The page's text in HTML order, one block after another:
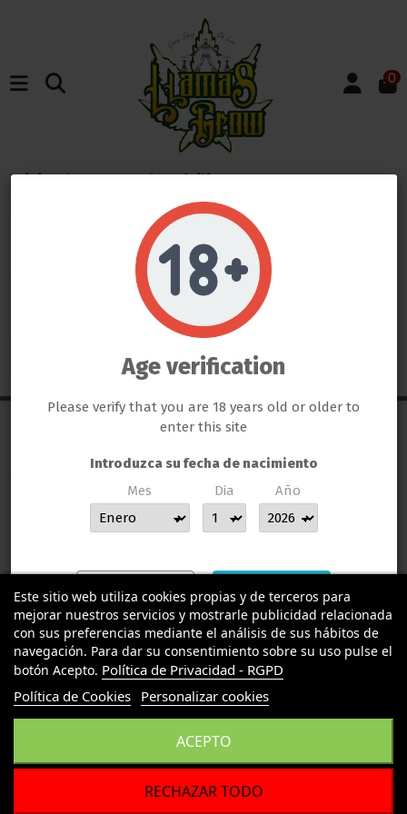
0
Inicio Marcas Cultilite
Listado de productos
por marca Cultilite
There are no products.
TU LLAMAS GROW
INFORMACION LEGAL
Contact us
Age verification
Please verify that you are 18 years old or older to
enter this site
Introduzca su fecha de nacimiento
Mes
Dia Año
Salir Entrar
Este sitio web utiliza cookies propias y de terceros para
mejorar nuestros servicios y mostrarle publicidad relacionada
con sus preferencias mediante el análisis de sus hábitos de
navegación. Para dar su consentimiento sobre su uso pulse el
botón Acepto. Política de Privacidad - RGPD
Política de Cookies Personalizar cookies
RECHAZAR TODO
ACEPTO
LLAMAS GROW NO VENDE ABSOLUTAMENTE NINGÚN PRODUCTO QUE ESTE FUERA DE LA LEY
TODOS LOS PRODUCTOS QUE SE VENDEN EN ESTA WEB SON EXCLUSIVAMENTE PARA LA HORTICULTURA
PROFESIONAL
GERMINAR NI CULTIVAR, SI ALGÚN CLIENTE DE LLAMAS GROW NO RESPETA LA LEY SERÁ BAJO SU
RESPONSABILIDAD
MUCHAS GRACIAS POR CONFIAR EN LLAMAS GROW